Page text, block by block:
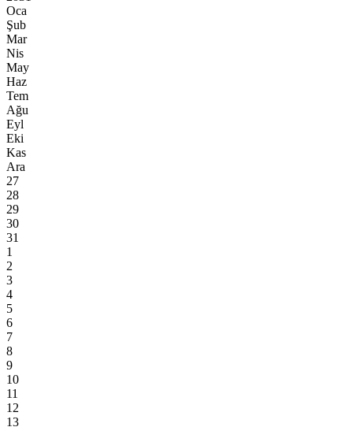
Oca
Şub
Mar
Nis
May
Haz
Tem
Ağu
Eyl
Eki
Kas
Ara
27
28
29
30
31
1
2
3
4
5
6
7
8
9
10
11
12
13